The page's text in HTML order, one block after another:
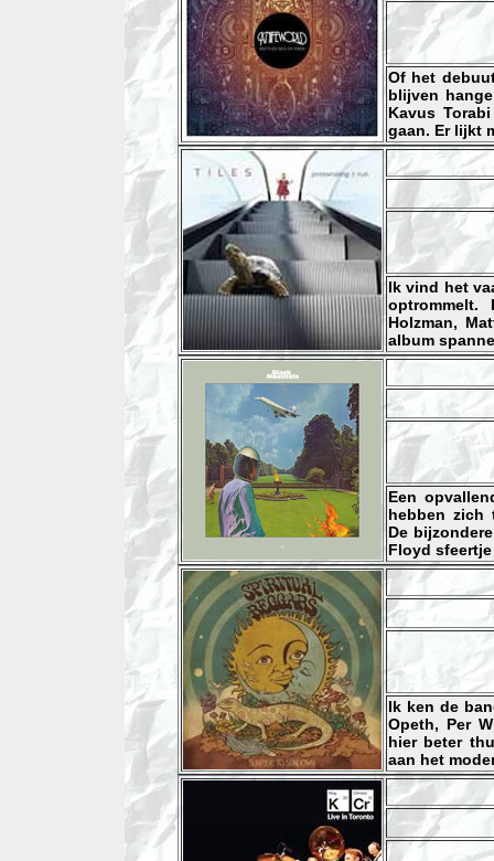
Of het
blijven
Kavus
gaan. Er lijkt
Ik vind het
optrommelt.
Holzman,
album
Een
hebben zich
De
Floyd
Ik ken de
Opeth, Per
hier beter
aan het